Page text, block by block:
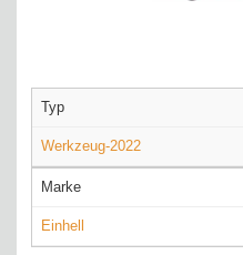
Typ
Werkzeug-2022
Marke
Einhell